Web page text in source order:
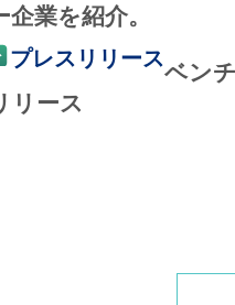
企業を紹介。
プレスリリース
ベン
リース